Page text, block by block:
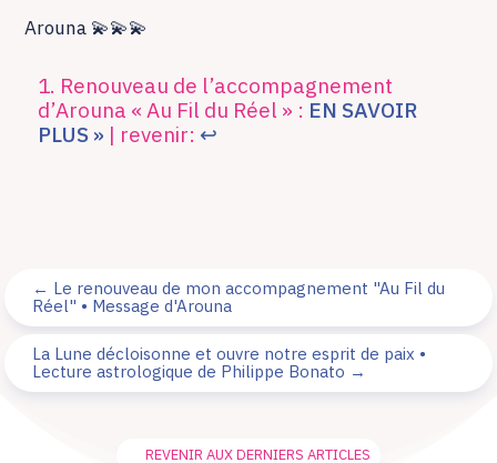
Arouna 💫💫💫
Renouveau de l’accompagnement
d’Arouna « Au Fil du Réel » : EN SAVOIR
PLUS » | revenir: ↩︎
← Le renouveau de mon accompagnement "Au Fil du
Réel" • Message d'Arouna
La Lune décloisonne et ouvre notre esprit de paix •
Lecture astrologique de Philippe Bonato →
REVENIR AUX DERNIERS ARTICLES